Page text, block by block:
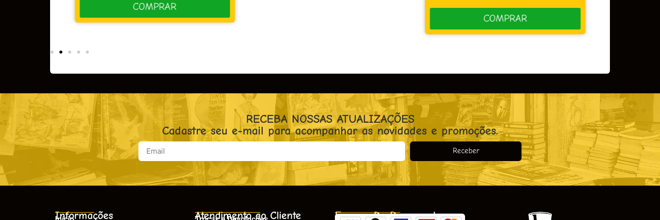
COMPRAR
COMPRAR
RECEBA NOSSAS ATUALIZAÇÕES
Cadastre seu e-mail para acompanhar as novidades e promoções.
Receber
Informações Atendimento ao Cliente Formas De Pagamento